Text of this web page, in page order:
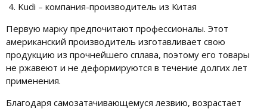
Kudi – компания-производитель из Китая
Первую марку предпочитают профессионалы. Этот
американский производитель изготавливает свою
продукцию из прочнейшего сплава, поэтому его товары
не ржавеют и не деформируются в течение долгих лет
применения.
Благодаря самозатачивающемуся лезвию, возрастает